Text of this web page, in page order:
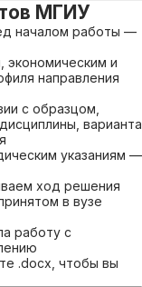
МГИУ
началом работы —
экономическим и
направления
с образцом,
варианта
указаниям —
ход решения
в вузе
работу с
.docx, чтобы вы